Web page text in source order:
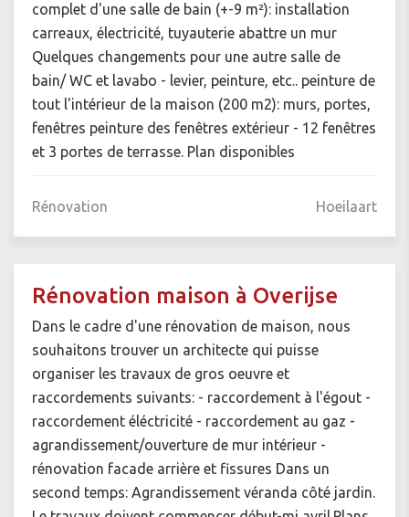
complet d'une salle de bain (+-9 m²): installation
carreaux, électricité, tuyauterie abattre un mur
Quelques changements pour une autre salle de
bain/ WC et lavabo - levier, peinture, etc.. peinture de
tout l'intérieur de la maison (200 m2): murs, portes,
fenêtres peinture des fenêtres extérieur - 12 fenêtres
et 3 portes de terrasse. Plan disponibles
Rénovation Hoeilaart
Rénovation maison à Overijse
Dans le cadre d'une rénovation de maison, nous
souhaitons trouver un architecte qui puisse
organiser les travaux de gros oeuvre et
raccordements suivants: - raccordement à l'égout -
raccordement éléctricité - raccordement au gaz -
agrandissement/ouverture de mur intérieur -
rénovation facade arrière et fissures Dans un
second temps: Agrandissement véranda côté jardin.